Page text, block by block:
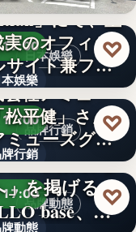
日本娛樂
17:00
本娛樂
円
」にて、玉
実のオフィシ
サイト兼フ
♡
品牌行銷
17:00
行銷
億円
会社アミュー
松平健」さん
ミューズグル
ス…
♡
品牌動態
17:00
動態
長に買われる
」を掲げる
base、創
♡